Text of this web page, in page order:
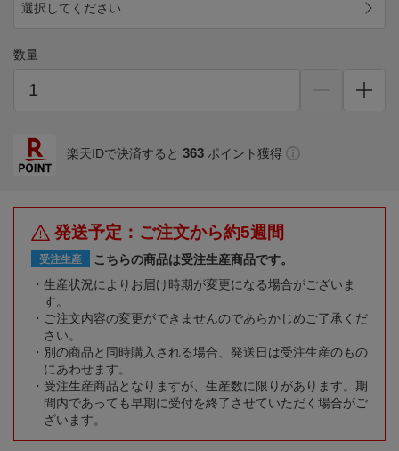
選択してください
数量
楽天IDで決済すると 363 ポイント獲得
発送予定：ご注文から約5週間
受注生産
こちらの商品は受注生産商品です。
生産状況によりお届け時期が変更になる場合がございま
す。
ご注文内容の変更ができませんのであらかじめご了承くだ
さい。
別の商品と同時購入される場合、発送日は受注生産のもの
にあわせます。
受注生産商品となりますが、生産数に限りがあります。期
間内であっても早期に受付を終了させていただく場合がご
ざいます。